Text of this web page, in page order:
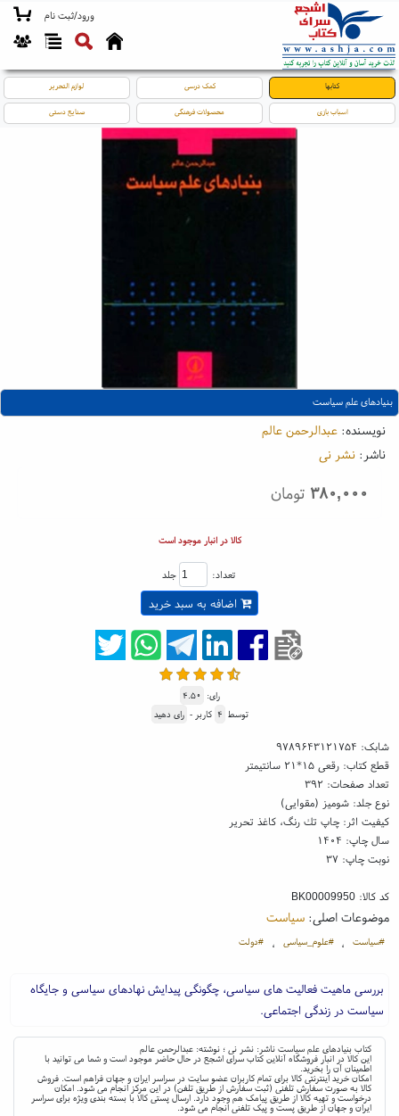
ورود/ثبت نام
کتابها کمک درسی لوازم التحریر
اسباب بازی محصولات فرهنگی صنایع دستی
بنیادهای علم سیاست
نویسنده: عبدالرحمن عالم
ناشر: نشر نی
۳۸۰,۰۰۰ تومان
کالا در انبار موجود است
تعداد: جلد
اضافه به سبد خرید
رای: ۴.۵۰
توسط ۴ کاربر - رای دهید
شابک: ۹۷۸۹۶۴۳۱۲۱۷۵۴
قطع کتاب: رقعی ۱۵*۲۱ سانتیمتر
تعداد صفحات: ۳۹۲
نوع جلد: شومیز (مقوایی)
کیفیت اثر: چاپ تك رنگ، کاغذ تحریر
سال چاپ: ۱۴۰۴
نوبت چاپ: ۳۷
کد کالا:BK00009950
موضوعات اصلی:سیاست
#سیاست ، #علوم_سیاسی ، #دولت
بررسی ماهیت فعالیت های سیاسی، چگونگی پیدایش نهادهای سیاسی و جایگاه
سیاست در زندگی اجتماعی.
کتاب بنیادهای علم سیاست ناشر: نشر نی ؛ نوشته: عبدالرحمن عالم
این کالا در انبار فروشگاه آنلاین کتاب سرای اشجع در حال حاضر موجود است و شما می توانید با
اطمینان آن را بخرید.
امکان خرید اینترنتی کالا برای تمام کاربران عضو سایت در سراسر ایران و جهان فراهم است. فروش
کالا به صورت سفارش تلفنی (ثبت سفارش از طریق تلفن) در این مرکز انجام می شود. امکان
درخواست و تهیه کالا از طریق پیامک هم وجود دارد. ارسال پستی کالا با بسته بندی ویژه برای سراسر
ایران و جهان از طریق پست و پیک تلفنی انجام می شود.